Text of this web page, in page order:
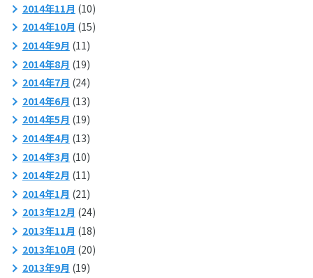
2014年11月 (10)
2014年10月 (15)
2014年9月 (11)
2014年8月 (19)
2014年7月 (24)
2014年6月 (13)
2014年5月 (19)
2014年4月 (13)
2014年3月 (10)
2014年2月 (11)
2014年1月 (21)
2013年12月 (24)
2013年11月 (18)
2013年10月 (20)
2013年9月 (19)